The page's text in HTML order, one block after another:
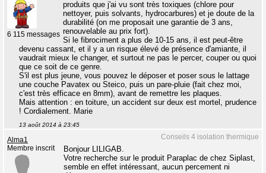
6 115 messages
produits que j'ai vu sont très toxiques (chlore pour
nettoyer, puis solvants, hydrocarbures) et je doute de la
durabilité (on me proposait une garantie de 3 ans,
renouvelable au prix fort).
Si le fibrociment a plus de 10-15 ans, il est peut-être
devenu cassant, et il y a un risque élevé de présence d'amiante, il
vaudrait mieux le changer, et surtout ne pas le percer, couper ou quoi
que ce soit de ce genre.
S'il est plus jeune, vous pouvez le déposer et poser sous le lattage
une couche Pavatex ou Steico, puis un pare-pluie (fait chez moi,
c'est très efficace en 8mm), avant de remettre les plaques.
Mais attention : en toiture, un accident sur deux est mortel, prudence
! Cordialement. Marie
13 août 2014 à 23:45
Conseils 4 isolation thermique
Alma1
Membre inscrit
Bonjour LILIGAB.
Votre recherche sur le produit Paraplac de chez Siplast,
semble en effet intéressant, aucun percement ni